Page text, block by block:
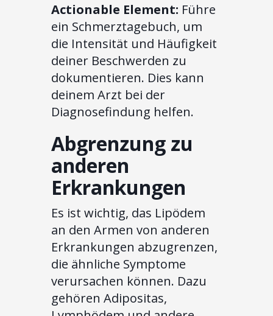
Actionable Element: Führe
ein Schmerztagebuch, um
die Intensität und Häufigkeit
deiner Beschwerden zu
dokumentieren. Dies kann
deinem Arzt bei der
Diagnosefindung helfen.
Abgrenzung zu
anderen
Erkrankungen
Es ist wichtig, das Lipödem
an den Armen von anderen
Erkrankungen abzugrenzen,
die ähnliche Symptome
verursachen können. Dazu
gehören Adipositas,